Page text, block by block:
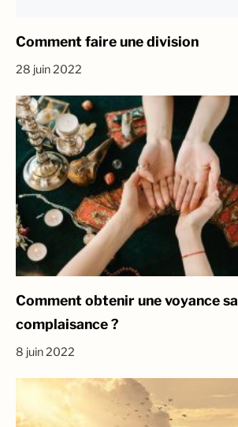
Comment faire une division
28 juin 2022
Comment obtenir une voyance
complaisance ?
8 juin 2022